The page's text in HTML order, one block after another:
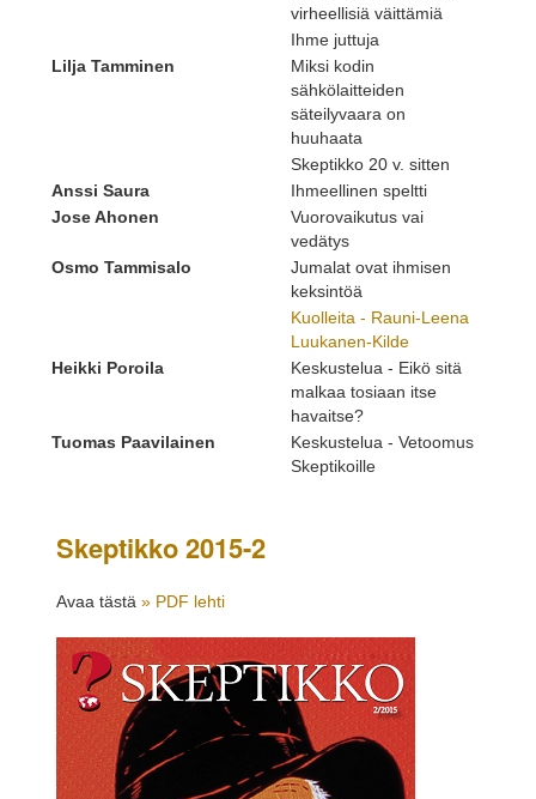
virheellisiä väittämiä
Ihme juttuja
Lilja Tamminen
Miksi kodin
sähkölaitteiden
säteilyvaara on
huuhaata
Skeptikko 20 v. sitten
Anssi Saura
Ihmeellinen speltti
Jose Ahonen
Vuorovaikutus vai
vedätys
Osmo Tammisalo
Jumalat ovat ihmisen
keksintöä
Kuolleita - Rauni-Leena
Luukanen-Kilde
Heikki Poroila
Keskustelua - Eikö sitä
malkaa tosiaan itse
havaitse?
Tuomas Paavilainen
Keskustelua - Vetoomus
Skeptikoille
Skeptikko 2015-2
Avaa tästä» PDF lehti